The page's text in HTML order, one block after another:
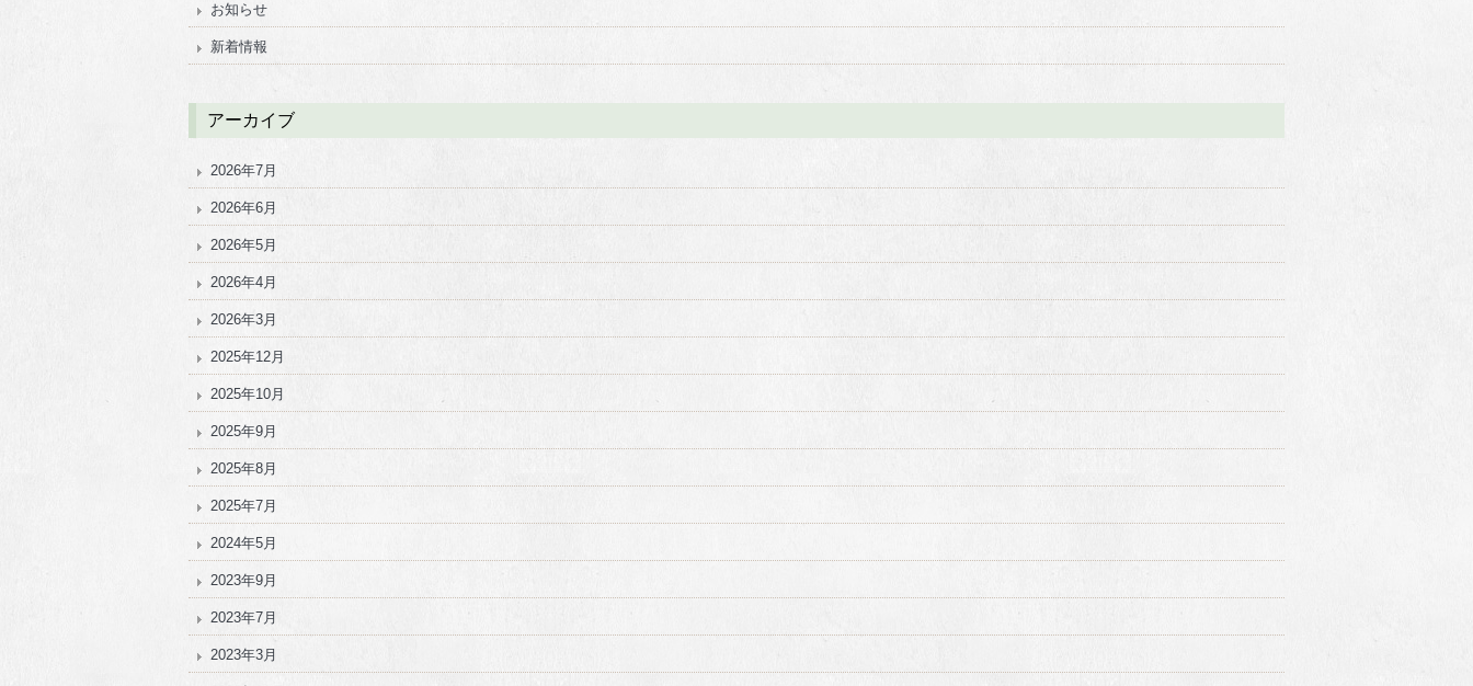
お知らせ
新着情報
アーカイブ
2026年7月
2026年6月
2026年5月
2026年4月
2026年3月
2025年12月
2025年10月
2025年9月
2025年8月
2025年7月
2024年5月
2023年9月
2023年7月
2023年3月